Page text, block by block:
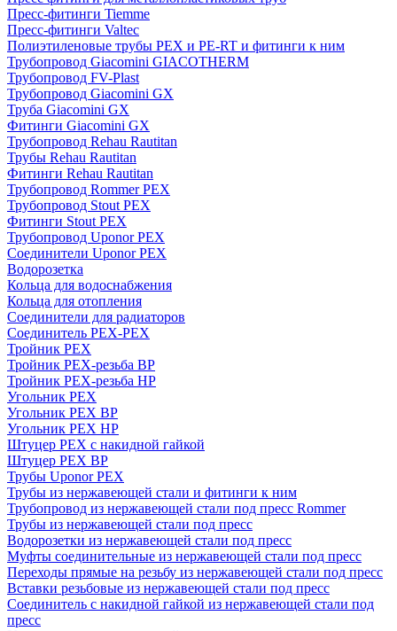
Пресс-фитинги Tiemme
Пресс-фитинги Valtec
Полиэтиленовые трубы PEX и PE-RT и фитинги к ним
Трубопровод Giacomini GIACOTHERM
Трубопровод FV-Plast
Трубопровод Giacomini GX
Труба Giacomini GX
Фитинги Giacomini GX
Трубопровод Rehau Rautitan
Трубы Rehau Rautitan
Фитинги Rehau Rautitan
Трубопровод Rommer PEX
Трубопровод Stout PEX
Фитинги Stout PEX
Трубопровод Uponor PEX
Соединители Uponor PEX
Водорозетка
Кольца для водоснабжения
Кольца для отопления
Соединители для радиаторов
Соединитель PEX-PEX
Тройник PEX
Тройник PEX-резьба ВР
Тройник PEX-резьба НР
Угольник PEX
Угольник PEX ВР
Угольник PEX НР
Штуцер PEX c накидной гайкой
Штуцер PEX ВР
Трубы Uponor PEX
Трубы из нержавеющей стали и фитинги к ним
Трубопровод из нержавеющей стали под пресс Rommer
Трубы из нержавеющей стали под пресс
Водорозетки из нержавеющей стали под пресс
Муфты соединительные из нержавеющей стали под пресс
Переходы прямые на резьбу из нержавеющей стали под пресс
Вставки резьбовые из нержавеющей стали под пресс
Соединитель с накидной гайкой из нержавеющей стали под
пресс